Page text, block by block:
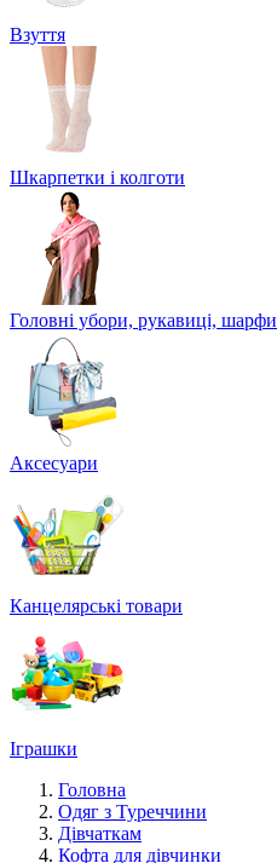
Взуття
Шкарпетки і колготи
Головні убори, рукавиці, шарфи
Аксесуари
Канцелярські товари
Іграшки
Головна
Одяг з Туреччини
Дівчаткам
Кофта для дівчинки